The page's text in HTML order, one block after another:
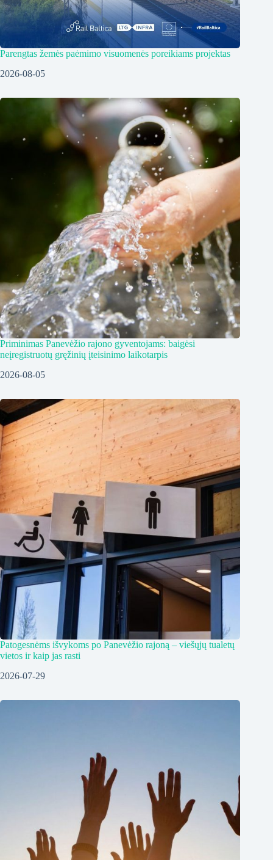
Parengtas žemės paėmimo visuomenės poreikiams projektas
2026-08-05
Priminimas Panevėžio rajono gyventojams: baigėsi
neįregistruotų gręžinių įteisinimo laikotarpis
2026-08-05
Patogesnėms išvykoms po Panevėžio rajoną – viešųjų tualetų
vietos ir kaip jas rasti
2026-07-29